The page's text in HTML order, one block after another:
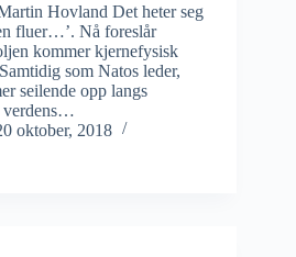
Hovland Det heter seg
fluer…’. Nå foreslår
kommer kjernefysisk
som Natos leder,
seilende opp langs
verdens…
oktober, 2018